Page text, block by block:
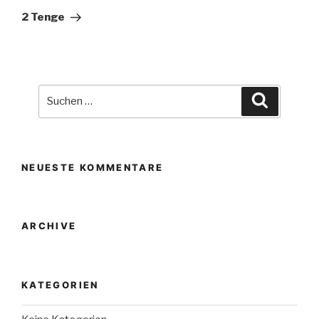
Beitrag
2 Tenge
NEUESTE KOMMENTARE
ARCHIVE
KATEGORIEN